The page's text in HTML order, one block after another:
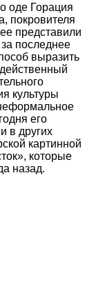
оде Горация
покровителя
представили
последнее
выразить
культуры
его
в других
картинной
которые
назад.